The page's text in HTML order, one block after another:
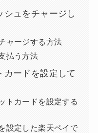
シュをチャージし
ャージする方法
払う方法
カードを設定して
トカードを設定する
設定した楽天ペイで